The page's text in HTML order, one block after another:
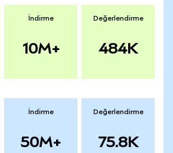
İndirme
10M+
Değerlendirme
484K
İndirme
50M+
Değerlendirme
75.8K